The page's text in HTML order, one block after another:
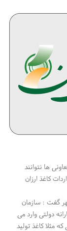
ها نتوانند
كاغذ ارزان
گفت : سازمان
دولتی وارد می
در حالی كه مثلا كاغذ تولید